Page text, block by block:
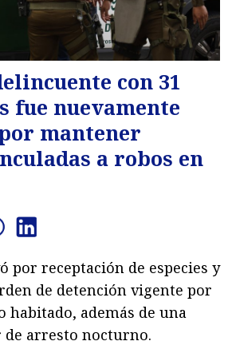
con 31
fue nuevamente
mantener
a robos en
por receptación de especies y
de detención vigente por
habitado, además de una
de arresto nocturno.